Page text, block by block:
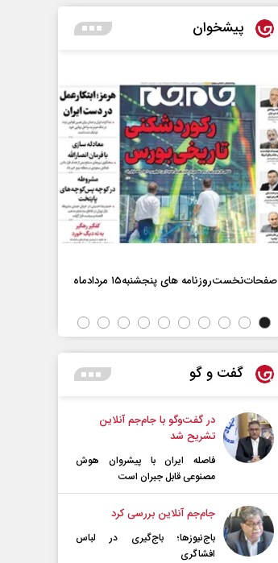
پیشخوان
صفحات‌نخست‌روزنامه ها‌ی پنجشنبه‌۱۵ مردادماه
گفت و گو
در گفت‌و‌گو با جام‌جم آنلاین
تشریح شد
فاصله ایران با پیشرو‌ان هوش
مصنوعی قابل جبران است
جام‌جم آنلاین بررسی کرد
باج‌نیوزها؛ باج‌گیری در لباس
افشاگری